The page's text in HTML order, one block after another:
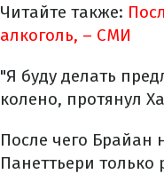
Читайте также:
алкоголь, – СМИ
"Я буду делать
колено, протянул
После чего Брайан
Панеттьери только